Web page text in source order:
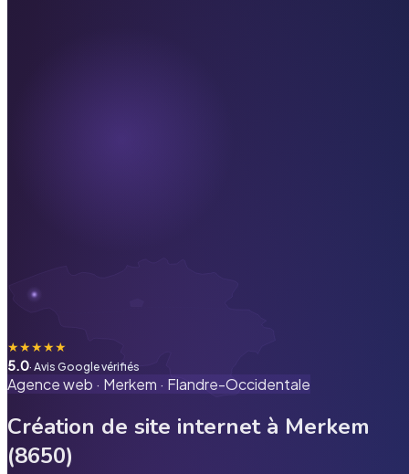
★★★★★
5.0· Avis Google vérifiés
Agence web · Merkem · Flandre-Occidentale
Création de site internet à Merkem
(8650)